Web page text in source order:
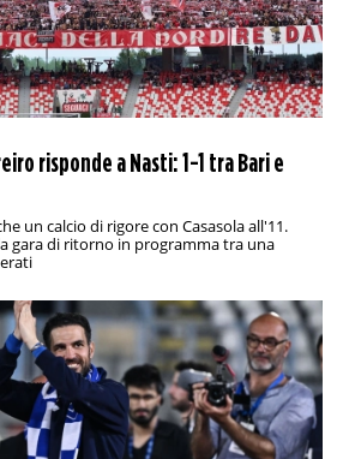
risponde a Nasti: 1-1 tra Bari e
un calcio di rigore con Casasola all'11.
gara di ritorno in programma tra una